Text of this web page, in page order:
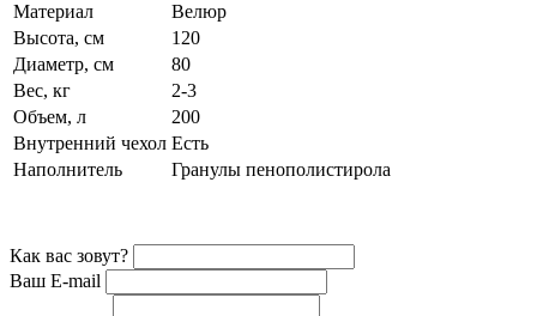
Материал
Велюр
Высота, см
120
Диаметр, см
80
Вес, кг
2-3
Объем, л
200
Внутренний чехол Есть
Наполнитель
Гранулы пенополистирола
Как вас зовут?
Ваш E-mail